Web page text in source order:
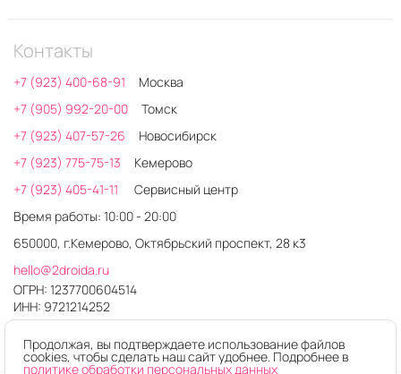
Контакты
+7 (923) 400-68-91
Москва
+7 (905) 992-20-00
Томск
+7 (923) 407-57-26
Новосибирск
+7 (923) 775-75-13
Кемерово
+7 (923) 405-41-11
Сервисный центр
Время работы: 10:00 - 20:00
650000, г.Кемерово, Октябрьский проспект, 28 к3
hello@2droida.ru
ОГРН: 1237700604514
ИНН: 9721214252
Продолжая, вы подтверждаете использование файлов
cookies, чтобы сделать наш сайт удобнее. Подробнее в
политике обработки персональных данных